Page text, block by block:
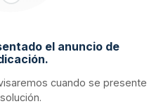
el anuncio de
cuando se presente